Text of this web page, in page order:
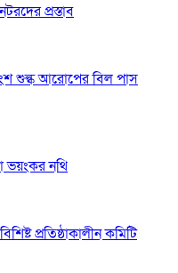
প্রস্তাব
শুল্ক আরোপের বিল পাস
ভয়ংকর নথি
প্রতিষ্ঠাকালীন কমিটি